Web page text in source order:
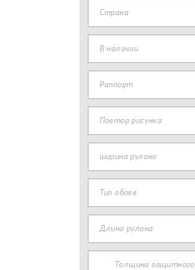
Страна
В наличии
Раппорт
Повтор рисунка
ширина рулона
Тип обоев
Длина рулона
Толщина защитного